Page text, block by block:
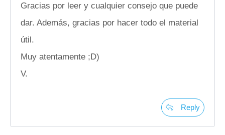
Gracias por leer y cualquier consejo que puede
dar. Además, gracias por hacer todo el material
útil.
Muy atentamente ;D)
V.
Reply